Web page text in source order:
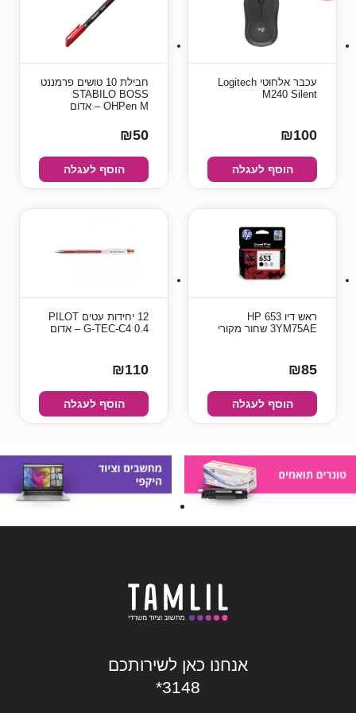
עכבר אלחוטי Logitech
M240 Silent
₪100
הוסף לעגלה
חבילת 10 טושים פרמננט
STABILO BOSS
OHPen M – אדום
₪50
הוסף לעגלה
ראש דיו HP 653
3YM75AE שחור מקורי
₪85
הוסף לעגלה
12 יחידות עטים PILOT
G-TEC-C4 0.4 – אדום
₪110
הוסף לעגלה
אנחנו כאן לשירותכם
*3148